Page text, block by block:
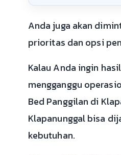
Anda juga akan
prioritas dan opsi
Kalau Anda ingin
mengganggu
Bed Panggilan di
Klapanunggal bisa
kebutuhan.